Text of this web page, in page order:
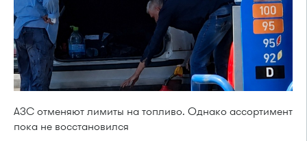
АЗС отменяют лимиты на топливо. Однако ассортимент
пока не восстановился